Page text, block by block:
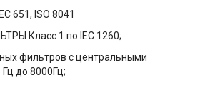
651, ISO 8041
Класс 1 по IEC 1260;
фильтров с центральными
до 8000Гц;